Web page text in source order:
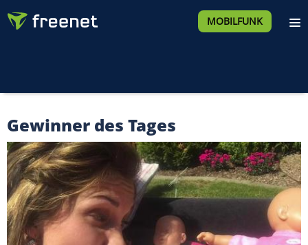
MOBILFUNK
Gewinner des Tages